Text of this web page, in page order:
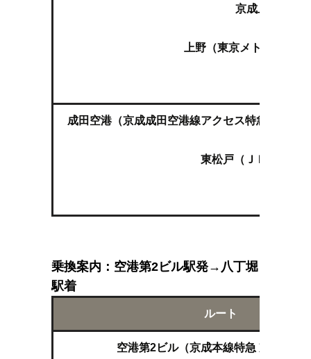
京成上野（徒
上野（東京メトロ日比
成田空港（京成成田空港線アクセス特急 羽田空
東松戸（ＪＲ武蔵野
乗換案内：空港第2ビル駅発→八丁堀
駅着
ルート
空港第2ビル（京成本線特急 京成上野